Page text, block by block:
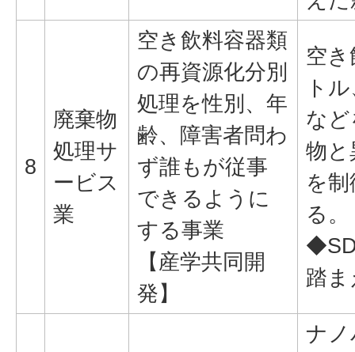
8
廃棄物
処理サ
ービス
業
空き飲料容器類
の再資源化分別
処理を性別、年
齢、障害者問わ
ず誰もが従事
できるように
する事業
【産学共同開
発】
空
ト
な
物と
を
る。
踏
ナ